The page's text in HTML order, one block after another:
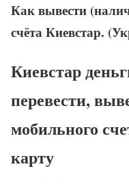
Как вывести
счёта Киевстар.
Киевстар
перевести,
мобильного
карту